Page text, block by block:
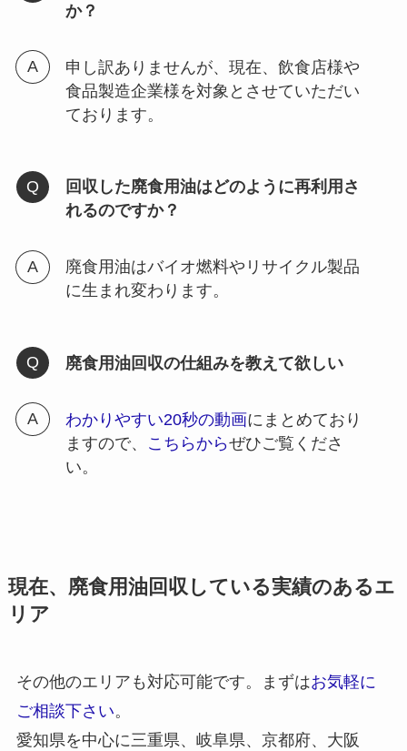
か？
申し訳ありませんが、現在、飲食店様や
食品製造企業様を対象とさせていただい
ております。
回収した廃食用油はどのように再利用さ
れるのですか？
廃食用油はバイオ燃料やリサイクル製品
に生まれ変わります。
廃食用油回収の仕組みを教えて欲しい
わかりやすい20秒の動画にまとめており
ますので、
こちらからぜひご覧くださ
い。
現在、廃食用油回収している実績のあるエ
リア
その他のエリアも対応可能です。まずはお気軽に
ご相談下さい。
愛知県を中心に三重県、岐阜県、京都府、大阪